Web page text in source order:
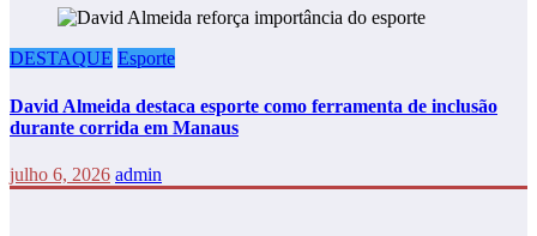
DESTAQUE Esporte
David Almeida destaca esporte como ferramenta de inclusão
durante corrida em Manaus
julho 6, 2026 admin